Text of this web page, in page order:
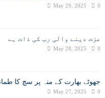
May 29, 2025 0
عزت دینے والی رب کی ذات ہے
May 28, 2025 0
جھوٹے بھارت کے منہ پر سچ کا
May 27, 2025 0